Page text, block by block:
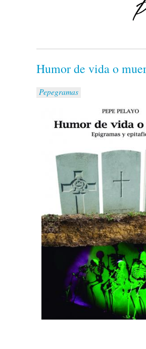
Humor de vida o
Pepegramas